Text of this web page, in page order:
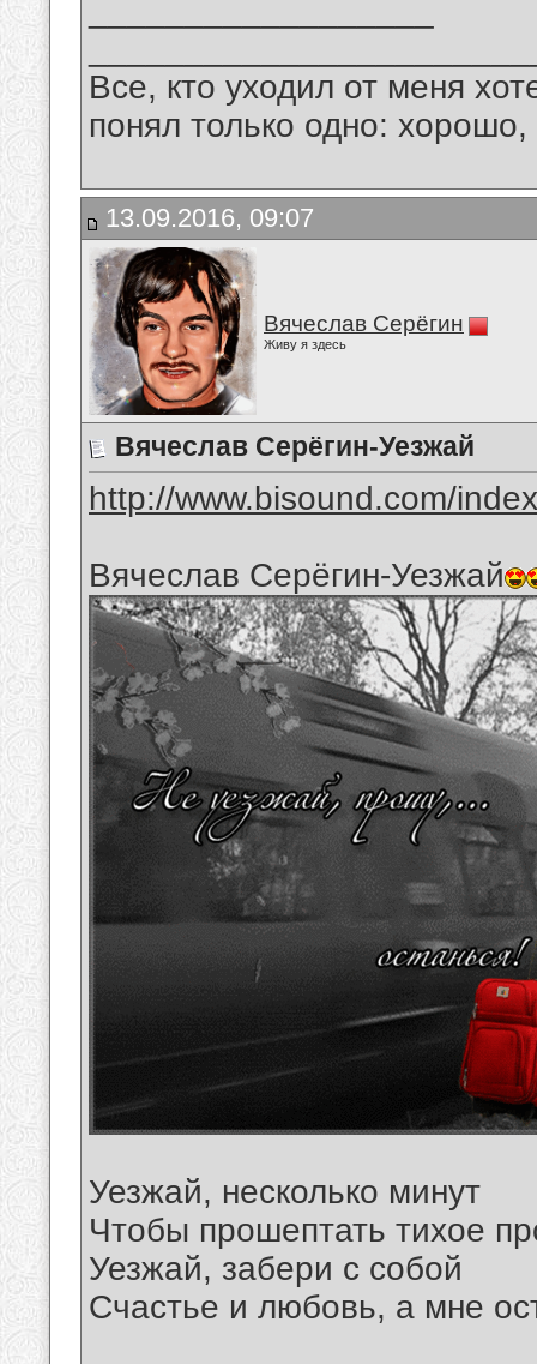
Все, кто уходил от меня
понял только одно:
13.09.2016, 09:07
Вячеслав Серёгин
Живу я здесь
Вячеслав Серёгин-Уезжай
http://www.bisound.com/
Вячеслав Серёгин-Уезжай
Уезжай, несколько минут
Чтобы прошептать тихое
Уезжай, забери с собой
Счастье и любовь, а мне